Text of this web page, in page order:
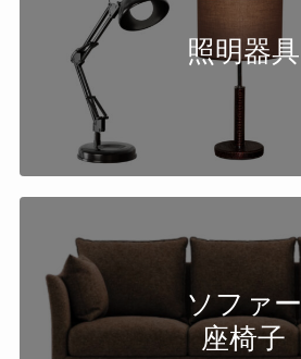
照明器具
ソファー
座椅子